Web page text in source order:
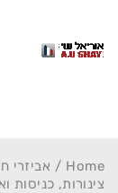
Home
/ אביזרי
צינורות, כניסות